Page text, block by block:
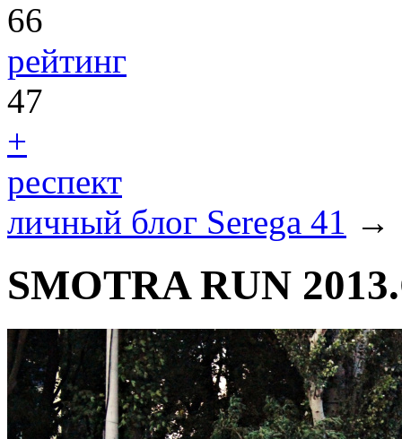
66
рейтинг
47
+
респект
личный блог Serega 41 →
SMOTRA RUN